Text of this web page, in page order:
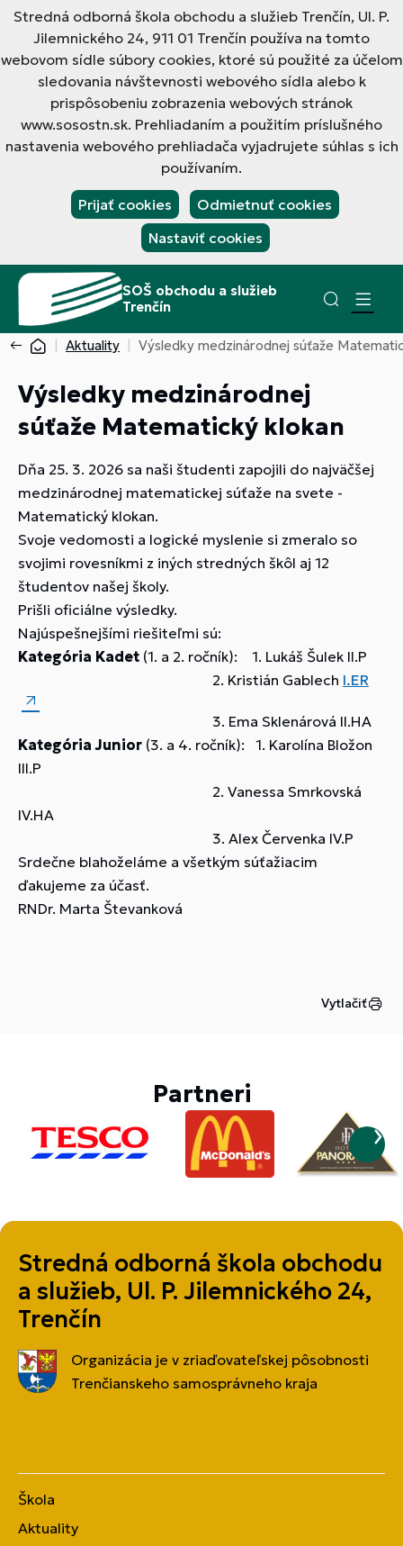
Stredná odborná škola obchodu a služieb Trenčín, Ul. P.
Jilemnického 24, 911 01 Trenčín používa na tomto
webovom sídle súbory cookies, ktoré sú použité za účelom
sledovania návštevnosti webového sídla alebo k
prispôsobeniu zobrazenia webových stránok
www.sosostn.sk. Prehliadaním a použitím príslušného
nastavenia webového prehliadača vyjadrujete súhlas s ich
používaním.
Prijať cookies
Odmietnuť cookies
Nastaviť cookies
SOŠ obchodu a služieb
Trenčín
Aktuality Výsledky medzinárodnej súťaže
Výsledky medzinárodnej
súťaže Matematický klokan
Dňa 25. 3. 2026 sa naši študenti zapojili do najväčšej
medzinárodnej matematickej súťaže na svete -
Matematický klokan.
Svoje vedomosti a logické myslenie si zmeralo so
svojimi rovesníkmi z iných stredných škôl aj 12
študentov našej školy.
Prišli oficiálne výsledky.
Najúspešnejšími riešiteľmi sú:
Kategória Kadet (1. a 2. ročník): 1. Lukáš Šulek II.P
2. Kristián Gablech I.ER
3. Ema Sklenárová II.HA
Kategória Junior (3. a 4. ročník): 1. Karolína Bložon
III.P
2. Vanessa Smrkovská
IV.HA
3. Alex Červenka IV.P
Srdečne blahoželáme a všetkým súťažiacim
ďakujeme za účasť.
RNDr. Marta Števanková
Vytlačiť
Partneri
Stredná odborná škola obchodu
a služieb, Ul. P. Jilemnického 24,
Trenčín
Organizácia je v zriaďovateľskej pôsobnosti
Trenčianskeho samosprávneho kraja
Škola
Aktuality